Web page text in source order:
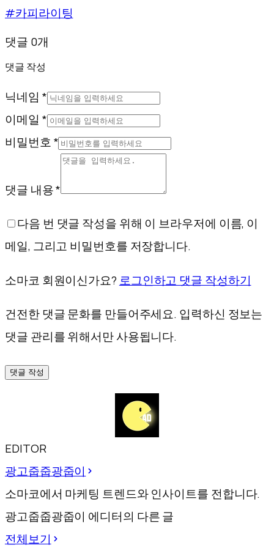
#카피라이팅
댓글 0개
댓글 작성
닉네임 *
이메일 *
비밀번호 *
댓글 내용 *
다음 번 댓글 작성을 위해 이 브라우저에 이름, 이
메일, 그리고 비밀번호를 저장합니다.
소마코 회원이신가요? 로그인하고 댓글 작성하기
건전한 댓글 문화를 만들어주세요. 입력하신 정보는
댓글 관리를 위해서만 사용됩니다.
댓글 작성
EDITOR
광고줍줍광줍이
소마코에서 마케팅 트렌드와 인사이트를 전합니다.
광고줍줍광줍이 에디터의 다른 글
전체보기